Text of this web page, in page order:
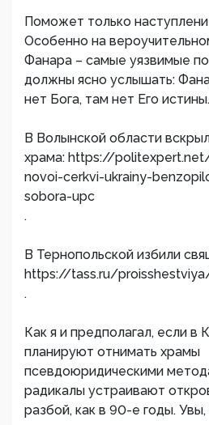
Поможет только
Особенно на
Фанара – самые уязвимые
должны ясно услышать:
нет Бога, там нет Его истины.
В Волынской области
храма: https://
novoi-cerkvi-ukrainy-
sobora-upc
.
В Тернопольской избили
https://tass.ru/
.
Как я и предполагал, если в
планируют отнимать храмы
псевдоюридическими
радикалы устраивают
разбой, как в 90-е годы.